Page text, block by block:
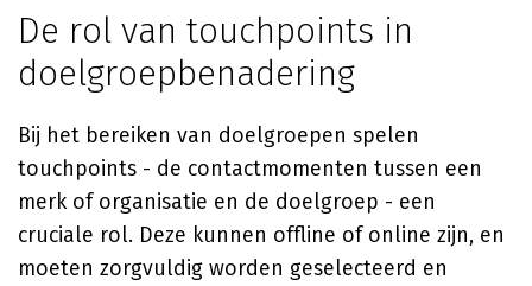
De rol van touchpoints in
doelgroepbenadering
Bij het bereiken van doelgroepen spelen
touchpoints - de contactmomenten tussen een
merk of organisatie en de doelgroep - een
cruciale rol. Deze kunnen offline of online zijn, en
moeten zorgvuldig worden geselecteerd en